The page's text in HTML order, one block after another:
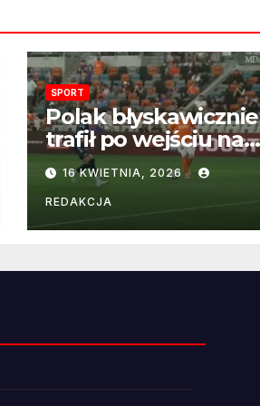
SPORT
Polak błyskawicznie
trafił po wejściu na
boisko – gol już po
22 sekundach!
16 KWIETNIA, 2026
REDAKCJA